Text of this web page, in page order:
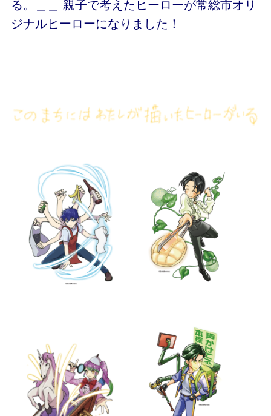
る。＿＿ 親子で考えたヒーローが常総市オリ
ジナルヒーローになりました！